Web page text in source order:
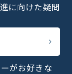
に向けた疑問
がお好きな